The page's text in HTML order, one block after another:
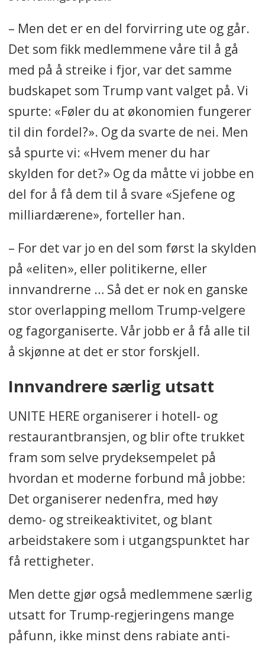
– Men det er en del forvirring ute og går.
Det som fikk medlemmene våre til å gå
med på å streike i fjor, var det samme
budskapet som Trump vant valget på. Vi
spurte: «Føler du at økonomien fungerer
til din fordel?». Og da svarte de nei. Men
så spurte vi: «Hvem mener du har
skylden for det?» Og da måtte vi jobbe en
del for å få dem til å svare «Sjefene og
milliardærene», forteller han.
– For det var jo en del som først la skylden
på «eliten», eller politikerne, eller
innvandrerne … Så det er nok en ganske
stor overlapping mellom Trump-velgere
og fagorganiserte. Vår jobb er å få alle til
å skjønne at det er stor forskjell.
Innvandrere særlig utsatt
UNITE HERE organiserer i hotell- og
restaurantbransjen, og blir ofte trukket
fram som selve prydeksempelet på
hvordan et moderne forbund må jobbe:
Det organiserer nedenfra, med høy
demo- og streikeaktivitet, og blant
arbeidstakere som i utgangspunktet har
få rettigheter.
Men dette gjør også medlemmene særlig
utsatt for Trump-regjeringens mange
påfunn, ikke minst dens rabiate anti-